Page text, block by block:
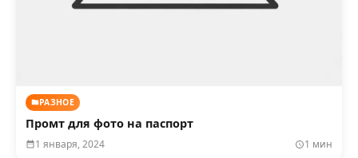
РАЗНОЕ
Промт для фото на паспорт
1 января, 2024 1 мин